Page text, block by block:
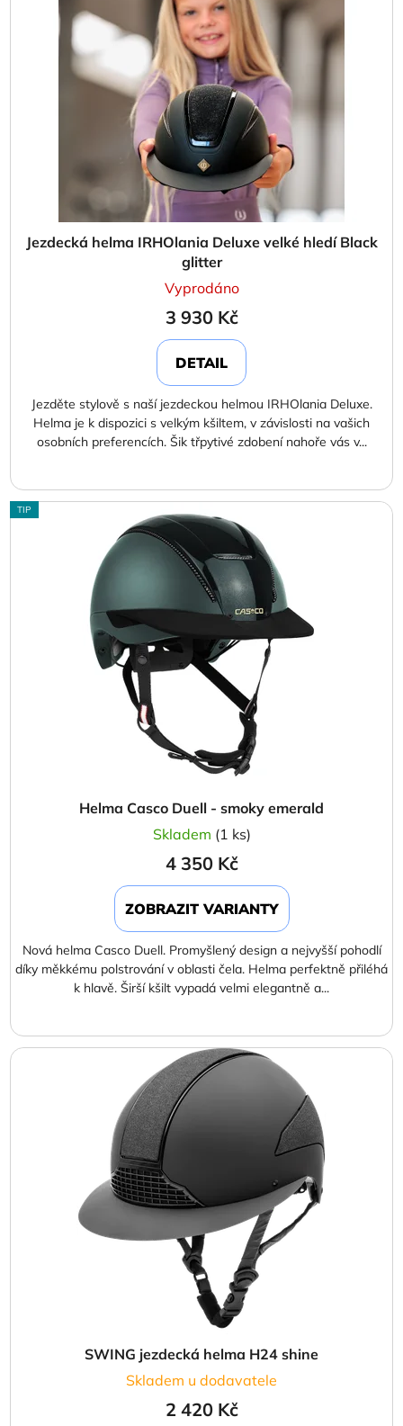
Jezdecká helma IRHOlania Deluxe velké hledí Black
glitter
Vyprodáno
3 930 Kč
DETAIL
Jezděte stylově s naší jezdeckou helmou IRHOlania Deluxe.
Helma je k dispozici s velkým kšiltem, v závislosti na vašich
osobních preferencích. Šik třpytivé zdobení nahoře vás v...
TIP
Helma Casco Duell - smoky emerald
Skladem (1 ks)
4 350 Kč
ZOBRAZIT VARIANTY
Nová helma Casco Duell. Promyšlený design a nejvyšší pohodlí
díky měkkému polstrování v oblasti čela. Helma perfektně přiléhá
k hlavě. Širší kšilt vypadá velmi elegantně a...
SWING jezdecká helma H24 shine
Skladem u dodavatele
2 420 Kč